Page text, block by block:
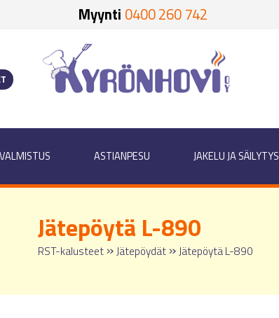
Myynti 0400 260 742
ASTIANPESU JAKELU JA SÄILYTYS
Jätepöytä L-890
RST-kalusteet »Jätepöydät »Jätepöytä L-890